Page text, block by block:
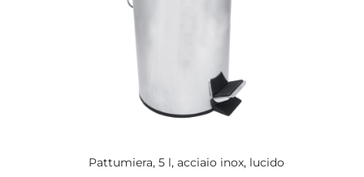
Pattumiera, 5 l, acciaio inox, lucido